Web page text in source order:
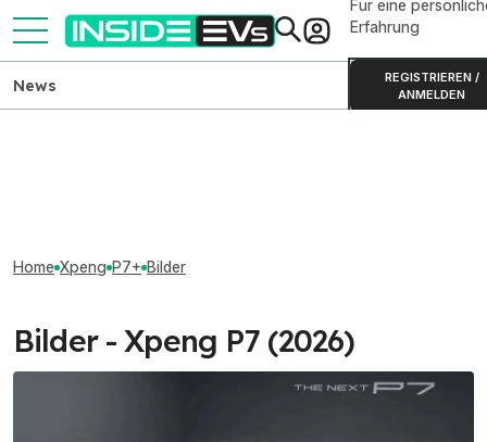
Für eine
Erfahrung
REGISTRIEREN /
ANMELDEN
News
Home Xpeng P7+ Bilder
Bilder - Xpeng P7 (2026)